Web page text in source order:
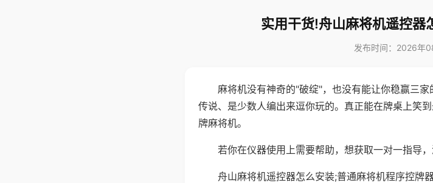
实用干货!舟山麻将机遥控器
发布时间：2026年
麻将机没有神奇的"破绽"，也没有能让你稳赢三
传说、是少数人编出来逗你玩的。真正能在牌桌上笑
牌麻将机。
若你在仪器使用上需要帮助，想获取一对一指导
舟山麻将机遥控器怎么安装;普通麻将机程序控牌